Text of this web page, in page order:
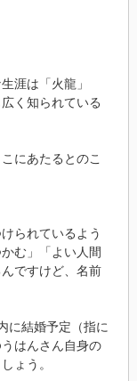
涯は「火龍」
く知られている
にあたるとのこ
られているよう
む」「よい人間
ですけど、名前
に結婚予定（指に
はんさん自身の
ょう。